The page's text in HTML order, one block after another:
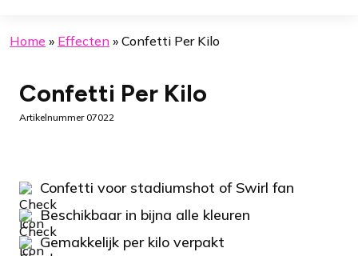
Home » Effecten » Confetti Per Kilo
Confetti Per Kilo
Artikelnummer 07022
Confetti voor stadiumshot of Swirl fan
Beschikbaar in bijna alle kleuren
Gemakkelijk per kilo verpakt